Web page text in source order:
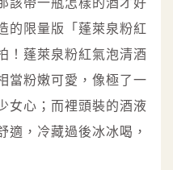
的限量版「蓬萊泉粉紅
！蓬萊泉粉紅氣泡清酒
當粉嫩可愛，像極了一
女心；而裡頭裝的酒液
適，冷藏過後冰冰喝，